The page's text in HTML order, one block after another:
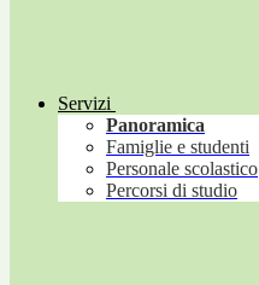
Servizi
Panoramica
Famiglie e studenti
Personale scolastico
Percorsi di studio